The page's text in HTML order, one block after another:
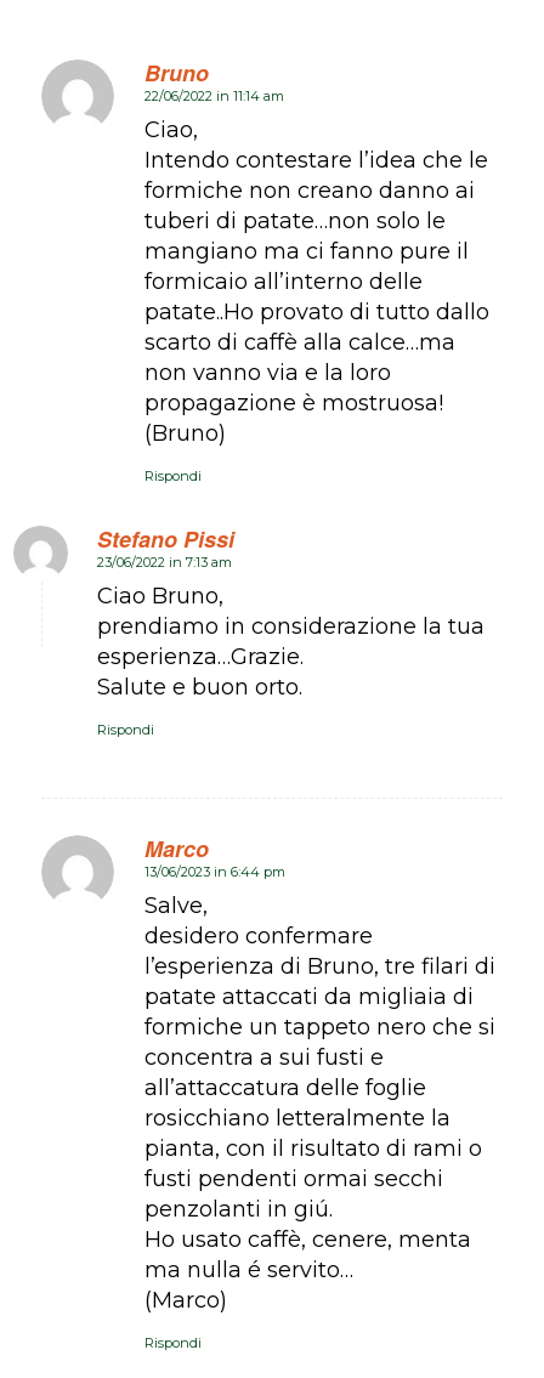
Bruno
dice:
22/06/2022 in 11:14 am
Ciao,
Intendo contestare l’idea che le
formiche non creano danno ai
tuberi di patate…non solo le
mangiano ma ci fanno pure il
formicaio all’interno delle
patate..Ho provato di tutto dallo
scarto di caffè alla calce…ma
non vanno via e la loro
propagazione è mostruosa!
(Bruno)
Rispondi
Stefano Pissi
dice:
23/06/2022 in 7:13 am
Ciao Bruno,
prendiamo in considerazione la tua
esperienza…Grazie.
Salute e buon orto.
Rispondi
Marco
dice:
13/06/2023 in 6:44 pm
Salve,
desidero confermare
l’esperienza di Bruno, tre filari di
patate attaccati da migliaia di
formiche un tappeto nero che si
concentra a sui fusti e
all’attaccatura delle foglie
rosicchiano letteralmente la
pianta, con il risultato di rami o
fusti pendenti ormai secchi
penzolanti in giú.
Ho usato caffè, cenere, menta
ma nulla é servito…
(Marco)
Rispondi